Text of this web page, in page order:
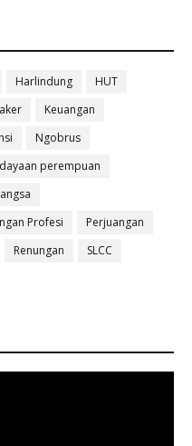
Harlindung
HUT
Keuangan
Ngobrus
perempuan
Profesi
Perjuangan
Renungan
SLCC